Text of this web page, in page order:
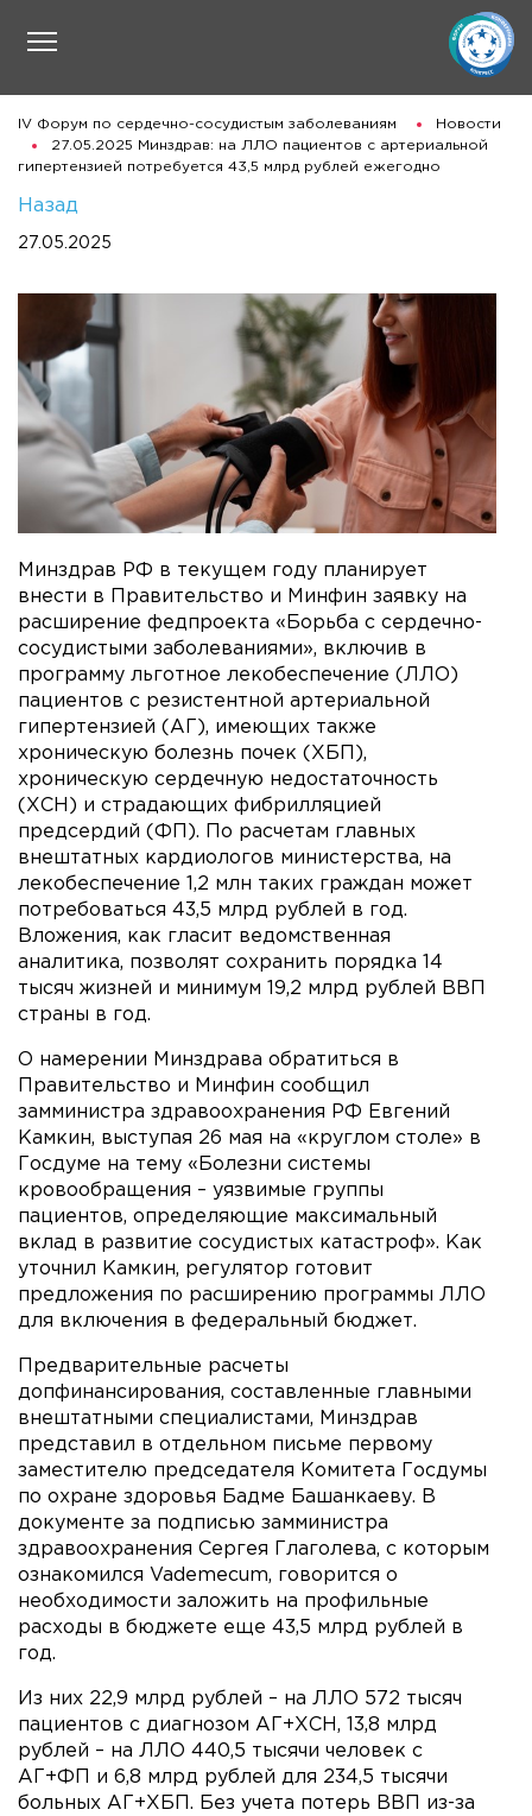
IV Форум по сердечно-сосудистым заболеваниям
Новости
27.05.2025 Минздрав: на ЛЛО пациентов с артериальной
гипертензией потребуется 43,5 млрд рублей ежегодно
Назад
27.05.2025
Минздрав РФ в текущем году планирует
внести в Правительство и Минфин заявку на
расширение федпроекта «Борьба с сердечно-
сосудистыми заболеваниями», включив в
программу льготное лекобеспечение (ЛЛО)
пациентов с резистентной артериальной
гипертензией (АГ), имеющих также
хроническую болезнь почек (ХБП),
хроническую сердечную недостаточность
(ХСН) и страдающих фибрилляцией
предсердий (ФП). По расчетам главных
внештатных кардиологов министерства, на
лекобеспечение 1,2 млн таких граждан может
потребоваться 43,5 млрд рублей в год.
Вложения, как гласит ведомственная
аналитика, позволят сохранить порядка 14
тысяч жизней и минимум 19,2 млрд рублей ВВП
страны в год.
О намерении Минздрава обратиться в
Правительство и Минфин сообщил
замминистра здравоохранения РФ Евгений
Камкин, выступая 26 мая на «круглом столе» в
Госдуме на тему «Болезни системы
кровообращения – уязвимые группы
пациентов, определяющие максимальный
вклад в развитие сосудистых катастроф». Как
уточнил Камкин, регулятор готовит
предложения по расширению программы ЛЛО
для включения в федеральный бюджет.
Предварительные расчеты
допфинансирования, составленные главными
внештатными специалистами, Минздрав
представил в отдельном письме первому
заместителю председателя Комитета Госдумы
по охране здоровья Бадме Башанкаеву. В
документе за подписью замминистра
здравоохранения Сергея Глаголева, с которым
ознакомился Vademecum, говорится о
необходимости заложить на профильные
расходы в бюджете еще 43,5 млрд рублей в
год.
Из них 22,9 млрд рублей – на ЛЛО 572 тысяч
пациентов с диагнозом АГ+ХСН, 13,8 млрд
рублей – на ЛЛО 440,5 тысячи человек с
АГ+ФП и 6,8 млрд рублей для 234,5 тысячи
больных АГ+ХБП. Без учета потерь ВВП из-за